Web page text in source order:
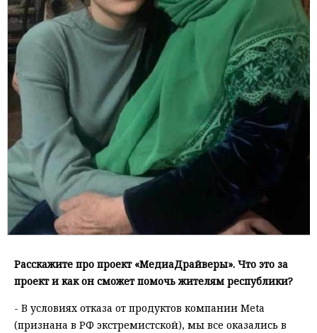
Расскажите про проект «МедиаДрайверы». Что это за
проект и как он сможет помочь жителям республики?
- В условиях отказа от продуктов компании Meta
(признана в РФ экстремистской), мы все оказались в